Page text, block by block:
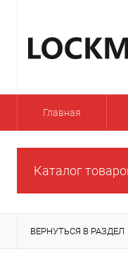
Главная
Каталог
ВЕРНУТЬСЯ В РАЗДЕЛ